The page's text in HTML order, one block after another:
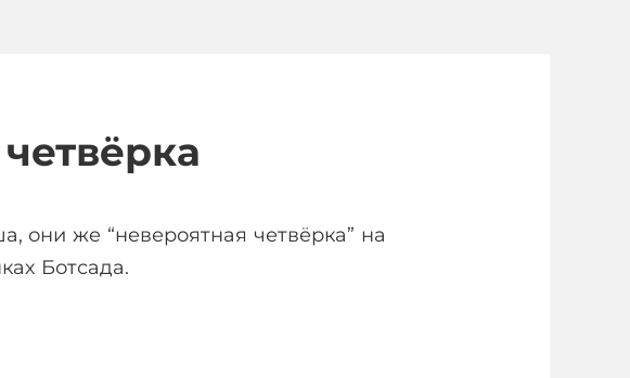
они же “невероятная четвёрка” на
Ботсада.